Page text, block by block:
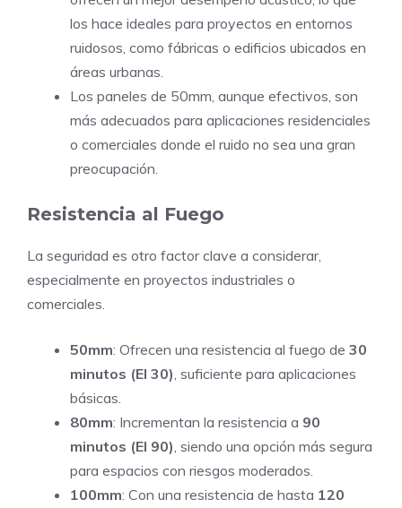
los hace ideales para proyectos en entornos
ruidosos, como fábricas o edificios ubicados en
áreas urbanas.
Los paneles de 50mm, aunque efectivos, son
más adecuados para aplicaciones residenciales
o comerciales donde el ruido no sea una gran
preocupación.
Resistencia al Fuego
La seguridad es otro factor clave a considerar,
especialmente en proyectos industriales o
comerciales.
50mm: Ofrecen una resistencia al fuego de 30
minutos (EI 30) , suficiente para aplicaciones
básicas.
80mm: Incrementan la resistencia a 90
minutos (EI 90) , siendo una opción más segura
para espacios con riesgos moderados.
100mm: Con una resistencia de hasta 120